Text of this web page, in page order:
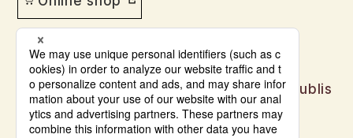
コンピューター
カセットテープ・ＣＤ
カード・ゲーム・絵教材
絵本・子ども向け補助
Japanese language learning materials publis
hed by Bonjinsha